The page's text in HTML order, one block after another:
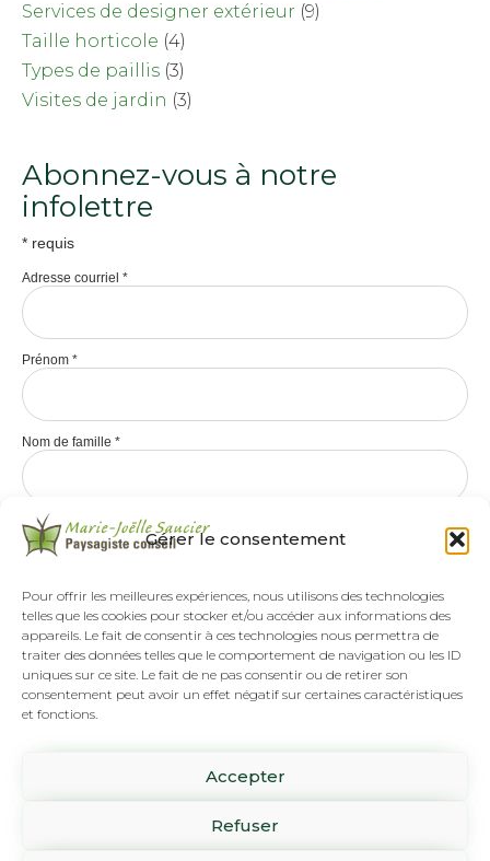
Gérer le consentement
Pour offrir les meilleures expériences, nous utilisons des technologies
telles que les cookies pour stocker et/ou accéder aux informations des
appareils. Le fait de consentir à ces technologies nous permettra de
traiter des données telles que le comportement de navigation ou les ID
uniques sur ce site. Le fait de ne pas consentir ou de retirer son
consentement peut avoir un effet négatif sur certaines caractéristiques
et fonctions.
Accepter
Refuser
Services de designer extérieur (9)
Taille horticole (4)
Types de paillis (3)
Visites de jardin (3)
Abonnez-vous à notre
infolettre
* requis
Adresse courriel *
Prénom *
Nom de famille *
SUR RENDEZ-VOUS SEULEMENT
1061 rue Pierre-Beaumont
Lévis, Qc G6Z 3H2